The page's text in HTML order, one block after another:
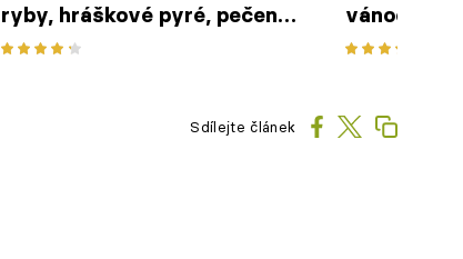
ryby, hráškové pyré, pečený
brambůrek
vánoční
Sdílejte článek